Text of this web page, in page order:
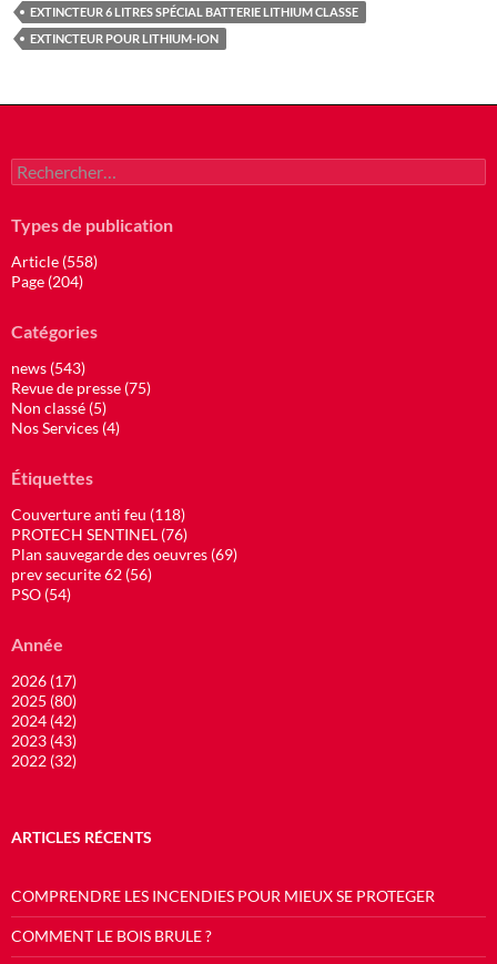
EXTINCTEUR 6 LITRES SPÉCIAL BATTERIE LITHIUM CLASSE
EXTINCTEUR POUR LITHIUM-ION
Rechercher :
Types de publication
Article (558)
Page (204)
Catégories
news (543)
Revue de presse (75)
Non classé (5)
Nos Services (4)
Étiquettes
Couverture anti feu (118)
PROTECH SENTINEL (76)
Plan sauvegarde des oeuvres (69)
prev securite 62 (56)
PSO (54)
Année
2026 (17)
2025 (80)
2024 (42)
2023 (43)
2022 (32)
ARTICLES RÉCENTS
COMPRENDRE LES INCENDIES POUR MIEUX SE PROTEGER
COMMENT LE BOIS BRULE ?